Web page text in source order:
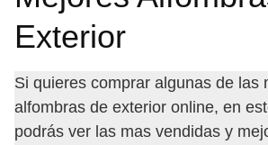
Exterior
Si quieres comprar algunas de las
alfombras de exterior online, en
podrás ver las mas vendidas y